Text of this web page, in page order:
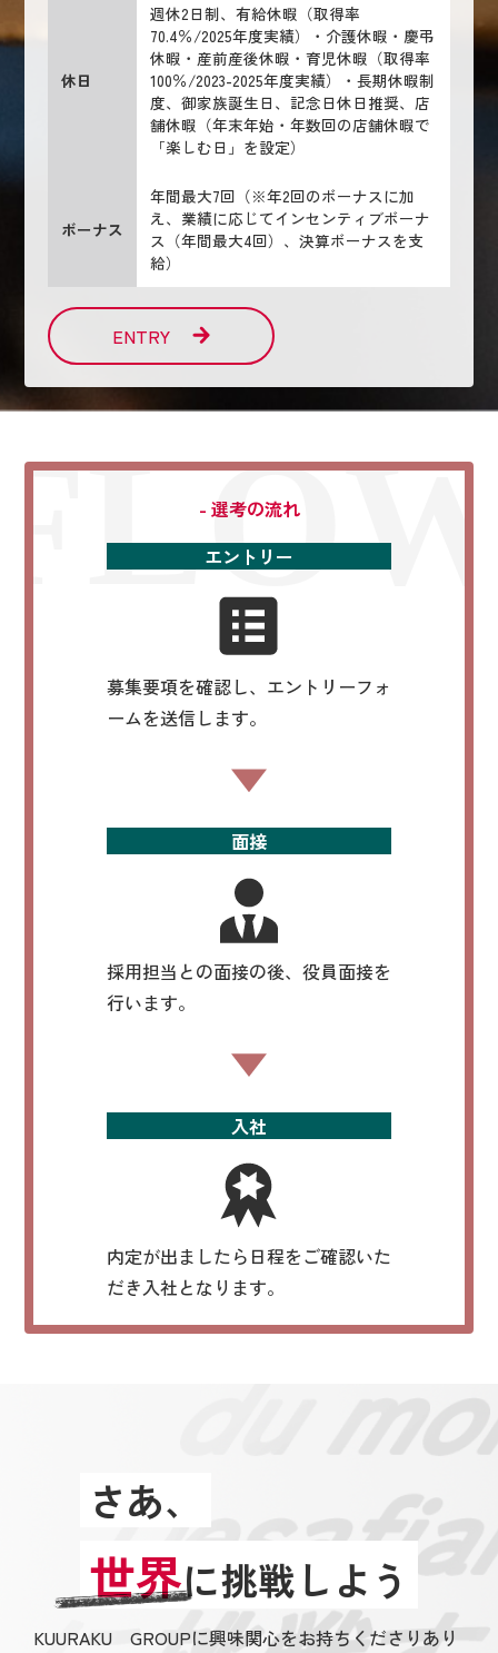
休日
週休2日制、有給休暇（取得率
70.4％/2025年度実績）・介護休暇・慶弔
休暇・産前産後休暇・育児休暇（取得率
100％/2023-2025年度実績）・長期休暇制
度、御家族誕生日、記念日休日推奨、店
舗休暇（年末年始・年数回の店舗休暇で
「楽しむ日」を設定）
ボーナス
年間最大7回（※年2回のボーナスに加
え、業績に応じてインセンティブボーナ
ス（年間最大4回）、決算ボーナスを支
給）
ENTRY
- 選考の流れ
エントリー
募集要項を確認し、エントリーフォ
ームを送信します。
面接
採用担当との面接の後、役員面接を
行います。
入社
内定が出ましたら日程をご確認いた
だき入社となります。
さあ、
世界に挑戦しよう
KUURAKU GROUPに興味関心をお持ちくださりあり